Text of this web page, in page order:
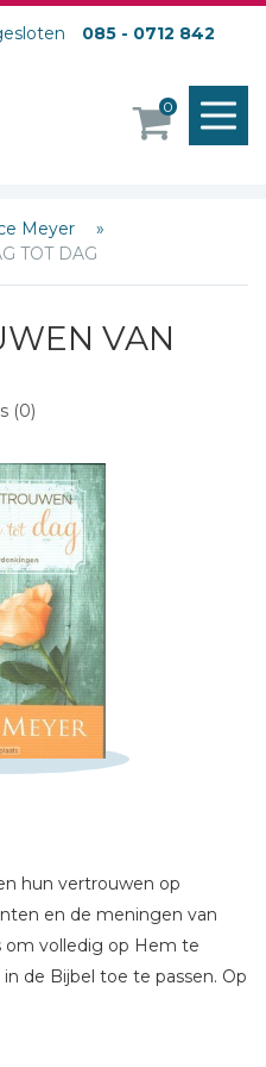
085 - 0712 842
0
Meyer
TOT DAG
VAN
(0)
hun vertrouwen op
en de meningen van
om volledig op Hem te
de Bijbel toe te passen. Op